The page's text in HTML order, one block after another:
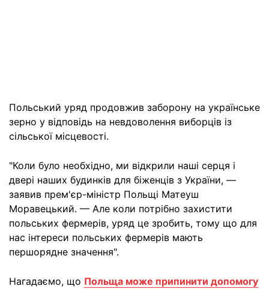
Польський уряд продовжив заборону на українське
зерно у відповідь на невдоволення виборців із
сільської місцевості.
"Коли було необхідно, ми відкрили наші серця і
двері наших будинків для біженців з України, —
заявив прем'єр-міністр Польщі Матеуш
Моравецький. — Але коли потрібно захистити
польських фермерів, уряд це зробить, тому що для
нас інтереси польських фермерів мають
першорядне значення".
Нагадаємо, що Польща може припинити допомогу